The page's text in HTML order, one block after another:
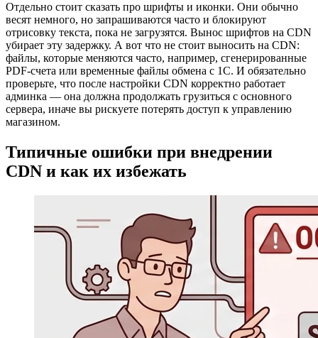
Отдельно стоит сказать про шрифты и иконки. Они обычно
весят немного, но запрашиваются часто и блокируют
отрисовку текста, пока не загрузятся. Вынос шрифтов на CDN
убирает эту задержку. А вот что не стоит выносить на CDN:
файлы, которые меняются часто, например, сгенерированные
PDF-счета или временные файлы обмена с 1С. И обязательно
проверьте, что после настройки CDN корректно работает
админка — она должна продолжать грузиться с основного
сервера, иначе вы рискуете потерять доступ к управлению
магазином.
Типичные ошибки при внедрении
CDN и как их избежать